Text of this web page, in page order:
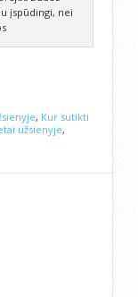
įspūdingi, nei
, Kur sutikti
užsienyje,